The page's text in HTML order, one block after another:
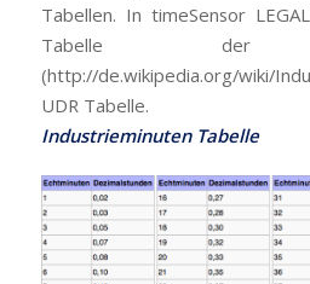
Tabellen. In timeSensor
Tabelle der
(http://de.wikipedia.org/wiki/
UDR Tabelle.
Industrieminuten Tabelle